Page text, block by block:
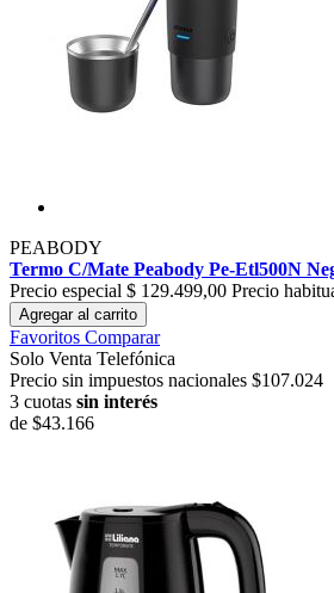
PEABODY
Termo C/Mate Peabody Pe-Etl500N
Precio especial $ 129.499,00 Precio
Agregar al carrito
Favoritos Comparar
Solo Venta Telefónica
Precio sin impuestos nacionales $107.024
3 cuotas sin interés
de $43.166